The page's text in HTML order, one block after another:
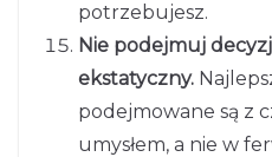
potrzebujesz.
Nie podejmuj
ekstatyczny.
podejmowane są z
umysłem, a nie w